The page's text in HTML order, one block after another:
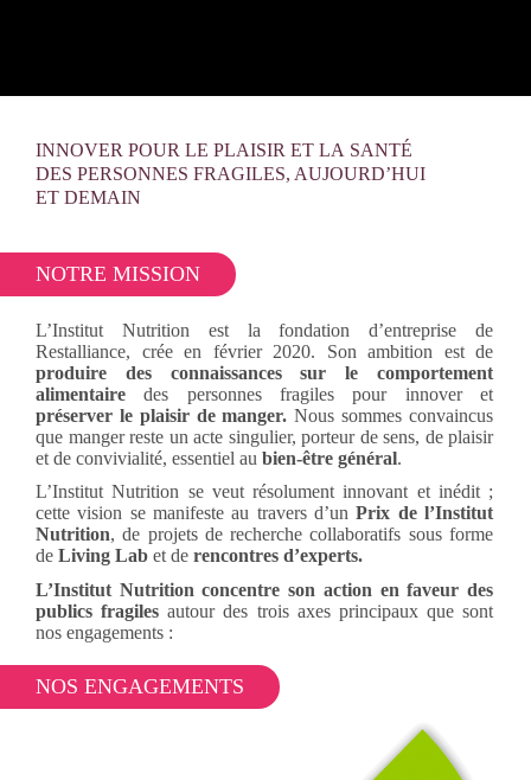
INNOVER POUR LE PLAISIR ET LA SANTÉ
DES PERSONNES FRAGILES, AUJOURD’HUI
ET DEMAIN
NOTRE MISSION
L’Institut Nutrition est la fondation d’entreprise de
Restalliance, crée en février 2020. Son ambition est de
produire des connaissances sur le comportement
alimentaire des personnes fragiles pour innover et
préserver le plaisir de manger.Nous sommes convaincus
que manger reste un acte singulier, porteur de sens, de plaisir
et de convivialité, essentiel au bien-être général.
L’Institut Nutrition se veut résolument innovant et inédit ;
cette vision se manifeste au travers d’unPrix de l’Institut
Nutrition, de projets de recherche collaboratifs sous forme
de Living Lab et de rencontres d’experts.
L’Institut Nutrition concentre son action en faveur des
publics fragiles autour des trois axes principaux que sont
nos engagements :
NOS ENGAGEMENTS